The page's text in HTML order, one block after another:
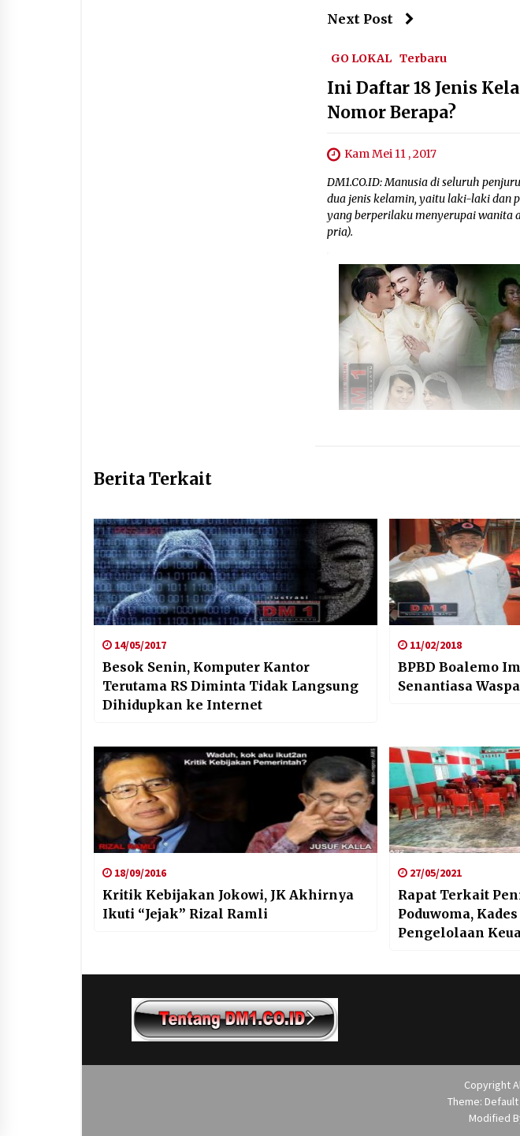
Next Post
GO LOKAL Terbaru
Ini Daftar 18 Jenis
Nomor Berapa?
Kam Mei 11 , 2017
DM1.CO.ID: Manusia di seluruh
dua jenis kelamin, yaitu laki-laki dan
yang berperilaku menyerupai wanita
pria).
Berita Terkait
14/05/2017
Besok Senin, Komputer Kantor
Terutama RS Diminta Tidak Langsung
Dihidupkan ke Internet
11/02/2018
BPBD Boalemo
Senantiasa
18/09/2016
Kritik Kebijakan Jokowi, JK Akhirnya
Ikuti “Jejak” Rizal Ramli
27/05/2021
Rapat Terkait
Poduwoma,
Pengelolaan
Copyright
Theme:
Modified